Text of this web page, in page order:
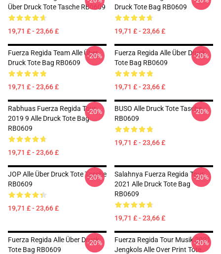
Über Druck Tote Tasche RB0609
19,71 £ - 23,66 £
Druck Tote Bag RB0609
19,71 £ - 23,66 £
Fuerza Regida Team Alle Über
Druck Tote Bag RB0609
19,71 £ - 23,66 £
-20%
Fuerza Regida Alle Über Druck
Tote Bag RB0609
19,71 £ - 23,66 £
-20%
Rabhuas Fuerza Regida Tour
2019 9 Alle Druck Tote Bag
RB0609
19,71 £ - 23,66 £
-20%
BUSO Alle Druck Tote Tasche
RB0609
19,71 £ - 23,66 £
-20%
JOP Alle Über Druck Tote Tasche
RB0609
19,71 £ - 23,66 £
-20%
Salahnya Fuerza Regida Tour
2021 Alle Druck Tote Bag
RB0609
19,71 £ - 23,66 £
-20%
Fuerza Regida Alle Über Druck
Tote Bag RB0609
-20%
Fuerza Regida Tour Musik 2021
Jengkols Alle Over Print Tote
-20%